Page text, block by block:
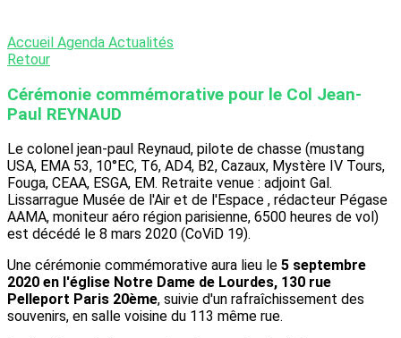
Accueil Agenda Actualités
Retour
Cérémonie commémorative pour le Col Jean-
Paul REYNAUD
Le colonel jean-paul Reynaud, pilote de chasse (mustang
USA, EMA 53, 10°EC, T6, AD4, B2, Cazaux, Mystère IV Tours,
Fouga, CEAA, ESGA, EM. Retraite venue : adjoint Gal.
Lissarrague Musée de l'Air et de l'Espace , rédacteur Pégase
AAMA, moniteur aéro région parisienne, 6500 heures de vol)
est décédé le 8 mars 2020 (CoViD 19).
Une cérémonie commémorative aura lieu le 5 septembre
2020 en l'église Notre Dame de Lourdes, 130 rue
Pelleport Paris 20ème, suivie d'un rafraîchissement des
souvenirs, en salle voisine du 113 même rue.